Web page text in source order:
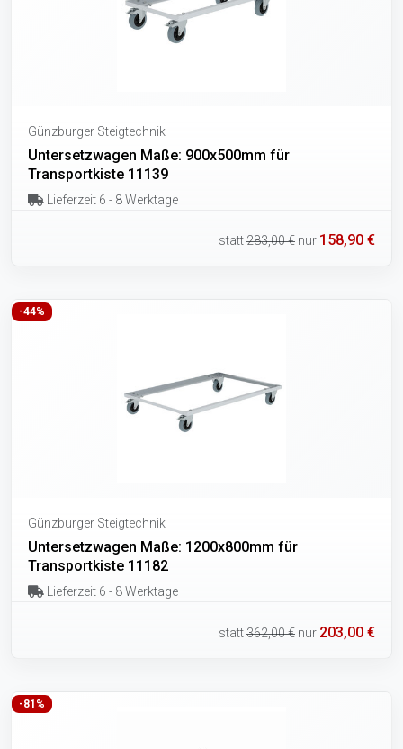
Günzburger Steigtechnik
Untersetzwagen Maße: 900x500mm für
Transportkiste 11139
Lieferzeit 6 - 8 Werktage
statt283,00 € nur 158,90 €
-44%
Günzburger Steigtechnik
Untersetzwagen Maße: 1200x800mm für
Transportkiste 11182
Lieferzeit 6 - 8 Werktage
statt362,00 € nur 203,00 €
-81%